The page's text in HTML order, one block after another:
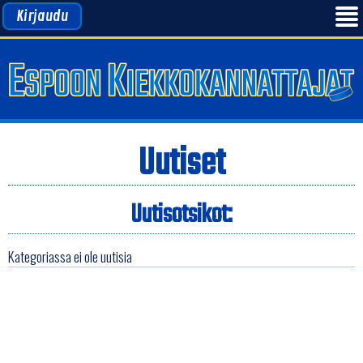
Kirjaudu
Uutiset
Uutisotsikot:
Kategoriassa ei ole uutisia